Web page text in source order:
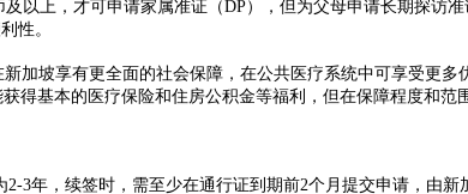
上，才可申请家属准证（DP），但为父母申请长期探访
性。​
坡享有更全面的社会保障，在公共医疗系统中可享受更多
得基本的医疗保险和住房公积金等福利，但在保障程度和范
年，续签时，需至少在通行证到期前2个月提交申请，由